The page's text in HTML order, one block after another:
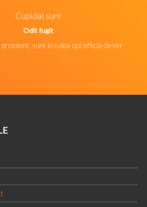
Lorem sed
Numy eirmod
quia voluptas sit aspernatur aut odit